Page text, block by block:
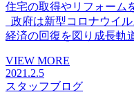
住宅の取得やリフォーム
政府は新型コロナウイ
経済の回復を図り成長軌
VIEW MORE
2021.2.5
スタッフブログ